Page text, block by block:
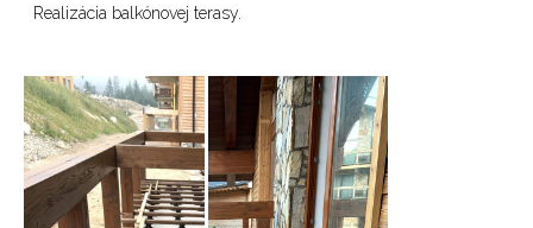
Realizácia balkónovej terasy.